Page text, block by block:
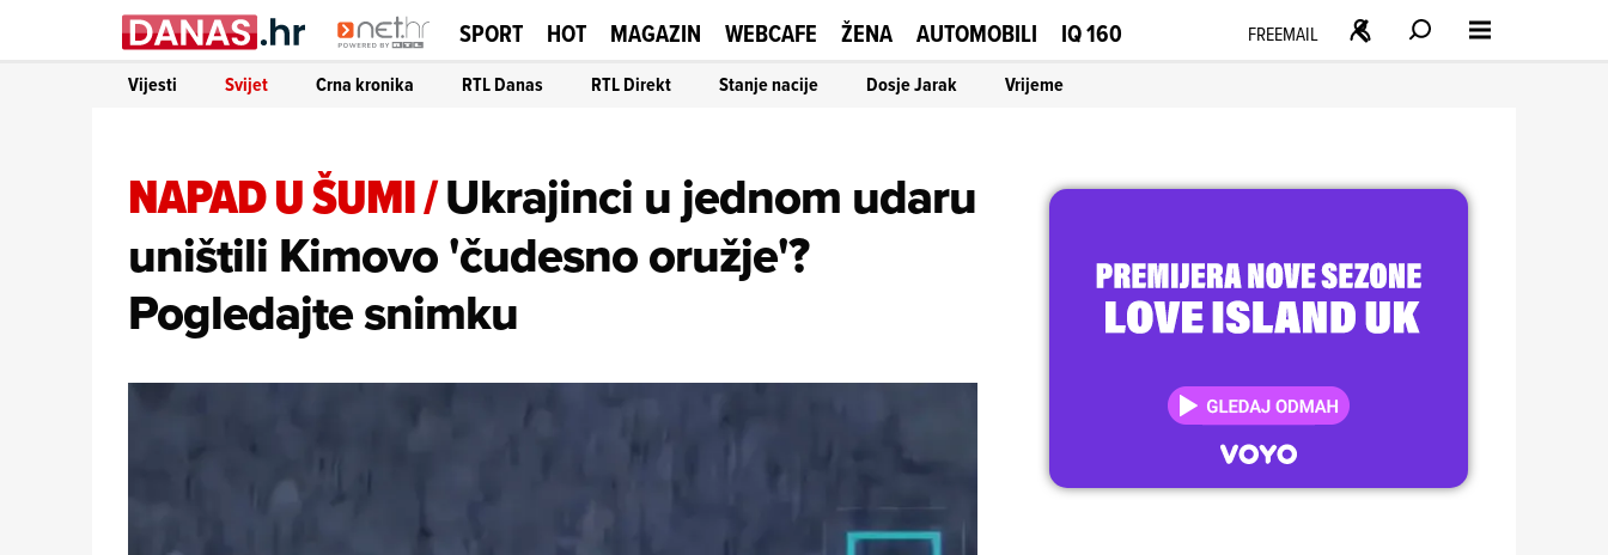
SPORT HOT MAGAZIN WEBCAFE ŽENA AUTOMOBILI IQ 160 FREEMAIL
Vijesti Svijet Crna kronika RTL Danas RTL Direkt Stanje nacije Dosje Jarak Vrijeme
NAPAD U ŠUMI/Ukrajinci u jednom udaru
uništili Kimovo 'čudesno oružje'?
Pogledajte snimku